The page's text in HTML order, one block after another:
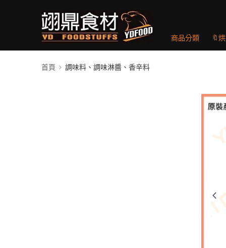
商品分類 🔖
首頁 調味料、調味淋醬、香辛料